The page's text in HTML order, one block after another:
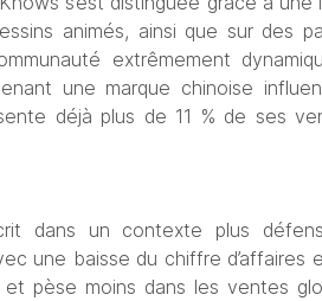
animés, ainsi que sur des
extrêmement
une marque chinoise
déjà plus de 11 % de ses
dans un contexte plus
une baisse du chiffre d’affaires
pèse moins dans les ventes